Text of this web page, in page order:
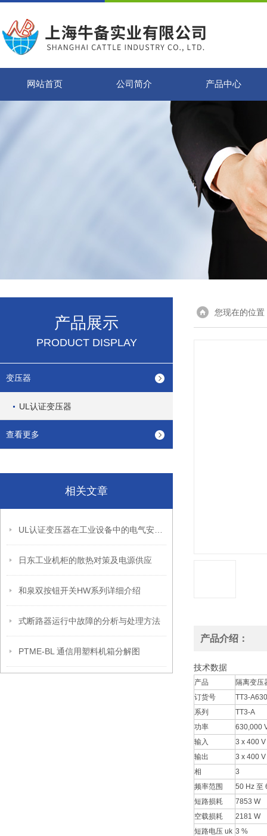
网站首页 公司简介 产品中心
产品展示
PRODUCT DISPLAY
变压器
UL认证变压器
查看更多
相关文章
日东工业机柜的散热对策及电源供应
和泉双按钮开关HW系列详细介绍
式断路器运行中故障的分析与处理方法
PTME-BL 通信用塑料机箱分解图
您现在的位置
产品介绍：
技术数据
产品
隔离变压
订货号
TT3-
系列
TT3-A
功率
630,000
输入
3 x 400 V
输出
3 x 400 V
相
3
频率范围
50 Hz 至
短路损耗
7853 W
空载损耗
2181 W
短路电压 uk 3 %